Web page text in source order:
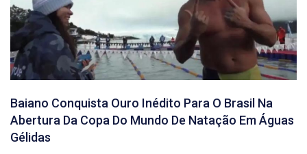
Baiano Conquista Ouro Inédito Para O Brasil Na
Abertura Da Copa Do Mundo De Natação Em Águas
Gélidas